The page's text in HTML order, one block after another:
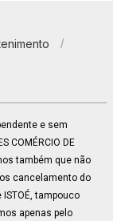
e sem
COMÉRCIO DE
também que não
cancelamento do
tampouco
apenas pelo